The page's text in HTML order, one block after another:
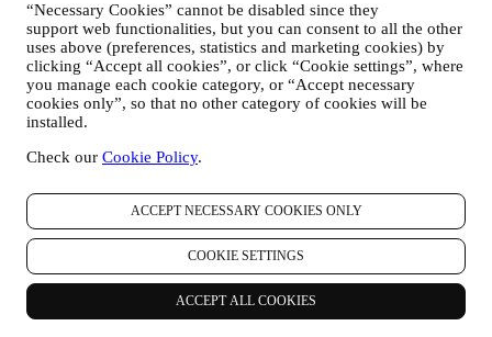
“Necessary Cookies” cannot be disabled since they
support web functionalities, but you can consent to all the other
uses above (preferences, statistics and marketing cookies) by
clicking “Accept all cookies”, or click “Cookie settings”, where
you manage each cookie category, or “Accept necessary
cookies only”, so that no other category of cookies will be
installed.
Check our Cookie Policy.
ACCEPT NECESSARY COOKIES ONLY
COOKIE SETTINGS
ACCEPT ALL COOKIES
tracciamento come i “cookie” e tecnologie simili (compresi i
pixel di tracciamento nelle e-mail), al fine di migliorare i nostri
servizi e annunci o per i nostri scopi di analisi statistica. Nella
maggior parte dei casi non saremo in grado di identificarvi
tramite le suddette informazioni. Per informazioni sulla
raccolta dei dati tramite cookie, si prega di leggere la nostra
Politica sui cookie
iv. vostri feedback, richieste, reclami, domande o interazioni
con noi (ad esempio i vostri messaggi, chat, post di social
media, email o telefonate).
I dati personali che raccogliamo da voi quando utilizzate il Sito o
che ci conferite in altro modo vengono protetti come indicato nel
presente documento e voi avete i diritti alla privacy di cui al
paragrafo h di seguito.
B) CHI RACCOGLIE I VOSTRI DATI?